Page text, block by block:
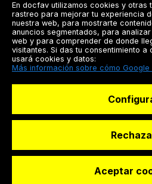
Docfav
© Dashboard
En docfav utilizamos cookies y otras
rastreo para mejorar tu experiencia
nuestra web, para mostrarte
anuncios segmentados, para
web y para comprender de donde
visitantes. Si das tu consentimiento
usará cookies y datos:
Más información sobre cómo Google
Aceptar